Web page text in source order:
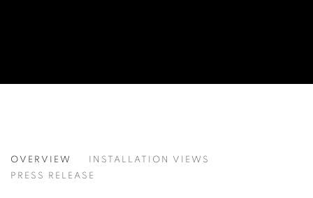
이배
OVERVIEW
INSTALLATION VIEWS
PRESS RELEASE